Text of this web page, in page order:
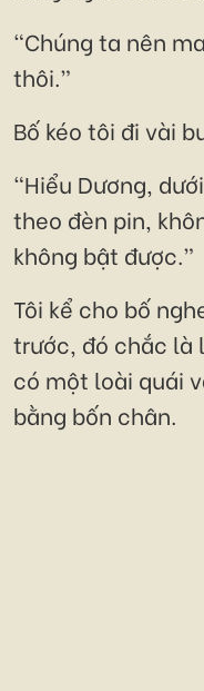
“Chúng ta nên
thôi.”
Bố kéo tôi đi vài
“Hiểu Dương,
theo đèn pin,
không bật được.”
Tôi kể cho bố
trước, đó chắc là
có một loài quái
bằng bốn chân.